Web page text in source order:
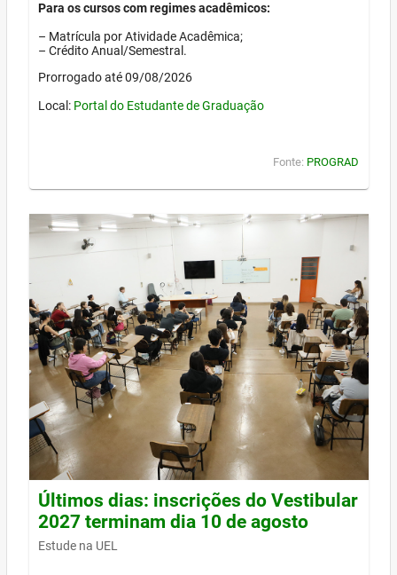
Para os cursos com regimes acadêmicos:
– Matrícula por Atividade Acadêmica;
– Crédito Anual/Semestral.
Prorrogado até 09/08/2026
Local: Portal do Estudante de Graduação
Fonte: PROGRAD
Últimos dias: inscrições do Vestibular
2027 terminam dia 10 de agosto
Estude na UEL